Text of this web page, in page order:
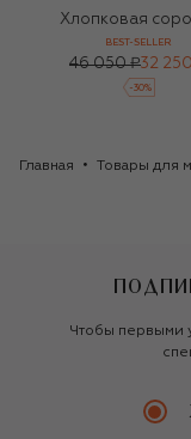
Хлопковая
BEST-SELLER
46 050 ₽32
-30%
Главная Товары для
Чтобы первыми